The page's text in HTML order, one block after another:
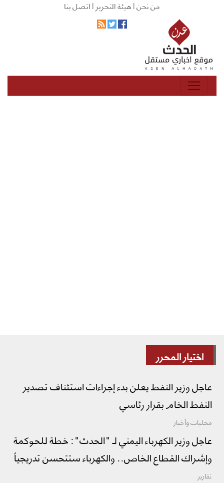
من نحن |هيئة التحرير |اتصل بنا
اختيار المحرر
عاجل وزير النفط يعلن بدء إجراءات استئناف تصدير
النفط الخام بقرار رئاسي
محليات وأخبار
عاجل وزير الكهرباء اليمني لـ "الحدث": خطة للحوكمة
وإشراك القطاع الخاص.. والكهرباء ستتحسن تدريجياً
تقارير